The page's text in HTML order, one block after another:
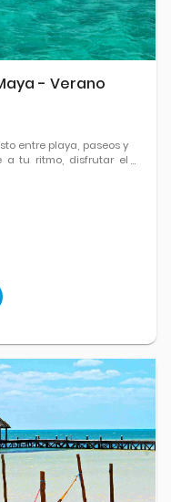
- Verano
entre playa, paseos y
a tu ritmo, disfrutar el